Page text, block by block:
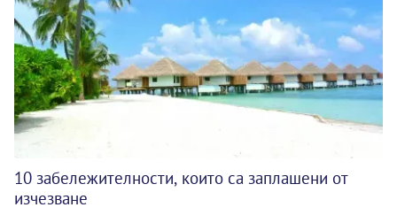
10 забележителности, които са заплашени от
изчезване